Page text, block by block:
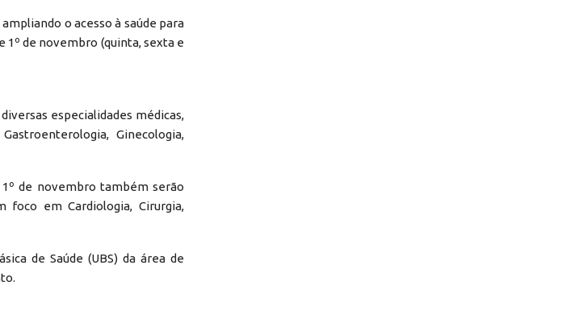
o acesso à saúde para
1º de novembro (quinta, sexta e
especialidades médicas,
Ginecologia,
de novembro também serão
foco em Cardiologia, Cirurgia,
de Saúde (UBS) da área de